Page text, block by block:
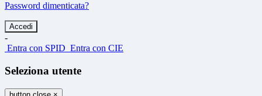
Password dimenticata?
-
Entra con SPID Entra con CIE
Seleziona utente